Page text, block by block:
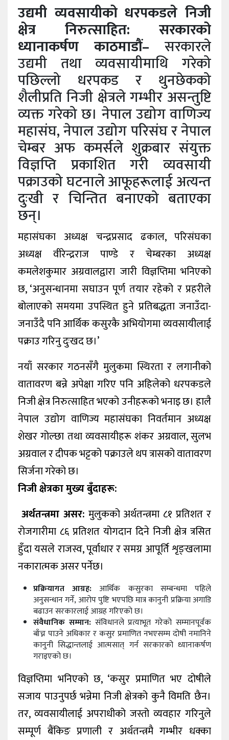
उद्यमी व्यवसायीको धरपकडले निजी
क्षेत्र निरुत्साहित: सरकारको
ध्यानाकर्षण काठमाडौं– सरकारले
उद्यमी तथा व्यवसायीमाथि गरेको
पछिल्लो धरपकड र थुनछेकको
शैलीप्रति निजी क्षेत्रले गम्भीर असन्तुष्टि
व्यक्त गरेको छ। नेपाल उद्योग वाणिज्य
महासंघ, नेपाल उद्योग परिसंघ र नेपाल
चेम्बर अफ कमर्सले शुक्रबार संयुक्त
विज्ञप्ति प्रकाशित गरी व्यवसायी
पक्राउको घटनाले आफूहरूलाई अत्यन्त
दुःखी र चिन्तित बनाएको बताएका
छन्।
महासंघका अध्यक्ष चन्द्रप्रसाद ढकाल, परिसंघका
अध्यक्ष वीरेन्द्रराज पाण्डे र चेम्बरका अध्यक्ष
कमलेशकुमार अग्रवालद्वारा जारी विज्ञप्तिमा भनिएको
छ, ‘अनुसन्धानमा सघाउन पूर्ण तयार रहेको र प्रहरीले
बोलाएको समयमा उपस्थित हुने प्रतिबद्धता जनाउँदा-
जनाउँदै पनि आर्थिक कसुरकै अभियोगमा व्यवसायीलाई
पक्राउ गरिनु दुःखद छ।’
नयाँ सरकार गठनसँगै मुलुकमा स्थिरता र लगानीको
वातावरण बन्ने अपेक्षा गरिए पनि अहिलेको धरपकडले
निजी क्षेत्र निरुत्साहित भएको उनीहरूको भनाइ छ। हालै
नेपाल उद्योग वाणिज्य महासंघका निवर्तमान अध्यक्ष
शेखर गोल्छा तथा व्यवसायीहरू शंकर अग्रवाल, सुलभ
अग्रवाल र दीपक भट्टको पक्राउले थप त्रासको वातावरण
सिर्जना गरेको छ।
निजी क्षेत्रका मुख्य बुँदाहरू:
अर्थतन्त्रमा असर: मुलुकको अर्थतन्त्रमा ८१ प्रतिशत र
रोजगारीमा ८६ प्रतिशत योगदान दिने निजी क्षेत्र त्रसित
हुँदा यसले राजस्व, पूर्वाधार र समग्र आपूर्ति शृङ्खलामा
नकारात्मक असर पर्नेछ।
प्रक्रियागत आग्रह: आर्थिक कसुरका सम्बन्धमा पहिले
अनुसन्धान गर्ने, आरोप पुष्टि भएपछि मात्र कानुनी प्रक्रिया अगाडि
बढाउन सरकारलाई आग्रह गरिएको छ।
संवैधानिक सम्मान:संविधानले प्रत्याभूत गरेको सम्मानपूर्वक
बाँच्न पाउने अधिकार र कसुर प्रमाणित नभएसम्म दोषी नमानिने
कानुनी सिद्धान्तलाई आत्मसात् गर्न सरकारको ध्यानाकर्षण
गराइएको छ।
विज्ञप्तिमा भनिएको छ, ‘कसुर प्रमाणित भए दोषीले
सजाय पाउनुपर्छ भन्नेमा निजी क्षेत्रको कुनै विमति छैन।
तर, व्यवसायीलाई अपराधीको जस्तो व्यवहार गरिनुले
सम्पूर्ण बैंकिङ प्रणाली र अर्थतन्त्रमै गम्भीर धक्का